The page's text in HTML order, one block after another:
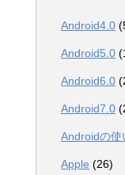
Android4.0
Android5.0
Android6.0
Android7.0
Androidの使
Apple (26)